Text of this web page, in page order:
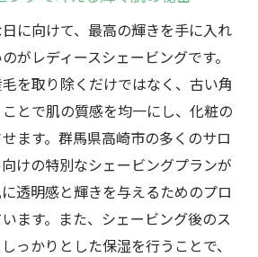
シェービングの効果を最大限に
シェービングが結婚式準備に欠
由
肌ケアに最適なレディースシェ
レディースシェービングの効果
に向けて、最高の輝きを手に入れ
がレディースシェービングです。
を取り除くだけではなく、古い角
とで肌の質感を均一にし、化粧の
ます。群馬県高崎市の多くのサロ
けの特別なシェービングプランが
透明感と輝きを与えるためのプロ
ます。また、シェービング後のス
っかりとした保湿を行うことで、